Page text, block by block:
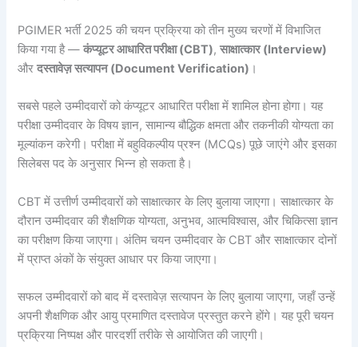
PGIMER भर्ती 2025 की चयन प्रक्रिया को तीन मुख्य चरणों में विभाजित
किया गया है —कंप्यूटर आधारित परीक्षा (CBT),साक्षात्कार (Interview)
औरदस्तावेज़ सत्यापन (Document Verification) ।
सबसे पहले उम्मीदवारों को कंप्यूटर आधारित परीक्षा में शामिल होना होगा। यह
परीक्षा उम्मीदवार के विषय ज्ञान, सामान्य बौद्धिक क्षमता और तकनीकी योग्यता का
मूल्यांकन करेगी। परीक्षा में बहुविकल्पीय प्रश्न (MCQs) पूछे जाएंगे और इसका
सिलेबस पद के अनुसार भिन्न हो सकता है।
CBT में उत्तीर्ण उम्मीदवारों को साक्षात्कार के लिए बुलाया जाएगा। साक्षात्कार के
दौरान उम्मीदवार की शैक्षणिक योग्यता, अनुभव, आत्मविश्वास, और चिकित्सा ज्ञान
का परीक्षण किया जाएगा। अंतिम चयन उम्मीदवार के CBT और साक्षात्कार दोनों
में प्राप्त अंकों के संयुक्त आधार पर किया जाएगा।
सफल उम्मीदवारों को बाद में दस्तावेज़ सत्यापन के लिए बुलाया जाएगा, जहाँ उन्हें
अपनी शैक्षणिक और आयु प्रमाणित दस्तावेज प्रस्तुत करने होंगे। यह पूरी चयन
प्रक्रिया निष्पक्ष और पारदर्शी तरीके से आयोजित की जाएगी।